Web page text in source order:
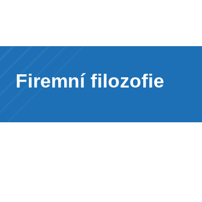
Firemní filozofie